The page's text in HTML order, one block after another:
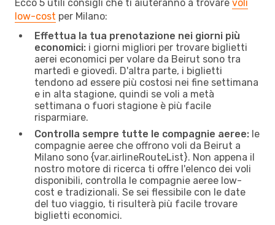
Ecco 5 utili consigli che ti aiuteranno a trovare voli
low-cost per Milano:
Effettua la tua prenotazione nei giorni più
economici: i giorni migliori per trovare biglietti
aerei economici per volare da Beirut sono tra
martedì e giovedì. D'altra parte, i biglietti
tendono ad essere più costosi nei fine settimana
e in alta stagione, quindi se voli a metà
settimana o fuori stagione è più facile
risparmiare.
Controlla sempre tutte le compagnie aeree: le
compagnie aeree che offrono voli da Beirut a
Milano sono {​var.airlineRouteList}. Non appena il
nostro motore di ricerca ti offre l'elenco dei voli
disponibili, controlla le compagnie aeree low-
cost e tradizionali. Se sei flessibile con le date
del tuo viaggio, ti risulterà più facile trovare
biglietti economici.